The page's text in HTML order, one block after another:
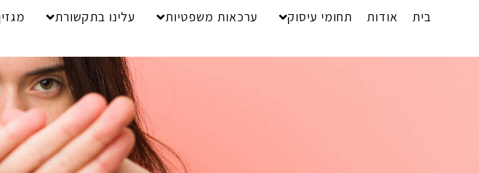
בית אודות תחומי עיסוק ערכאות משפטיות עלינו בתקשורת